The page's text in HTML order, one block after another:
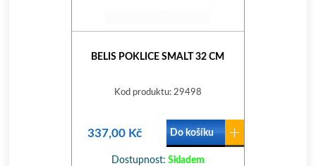
BELIS POKLICE SMALT 32 CM
Kod produktu: 29498
337,00 Kč Do košíku
Dostupnost: Skladem